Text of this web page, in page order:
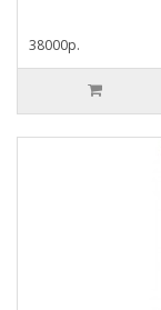
38000р.